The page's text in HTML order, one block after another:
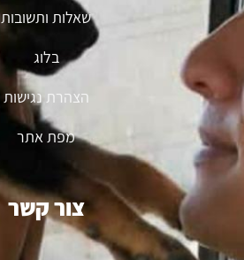
צור קשר
שאלות ותשובות
בלוג
הצהרת נגישות
מפת אתר